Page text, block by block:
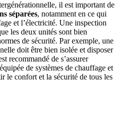
il est important de
séparées, notamment en ce qui
et l’électricité. Une inspection
les deux unités sont bien
de sécurité. Par exemple, une
doit être bien isolée et disposer
recommandé de s’assurer
de systèmes de chauffage et
le confort et la sécurité de tous les